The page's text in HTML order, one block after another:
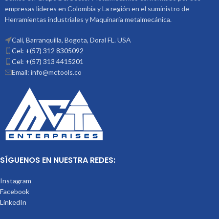
empresas lideres en Colombia y La región en el suministro de
Herramientas industriales y Maquinaria metalmecánica.
Cali, Barranquilla, Bogota, Doral FL. USA
Cel: +(57) 312 8305092
Cel: +(57) 313 4415201
Email: info@mctools.co
SÍGUENOS EN NUESTRA REDES:
Instagram
Facebook
LinkedIn